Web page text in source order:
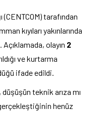
tarafından
kıyıları yakınlarında
olayın 2
ve kurtarma
ifade edildi.
teknik arıza mı
henüz